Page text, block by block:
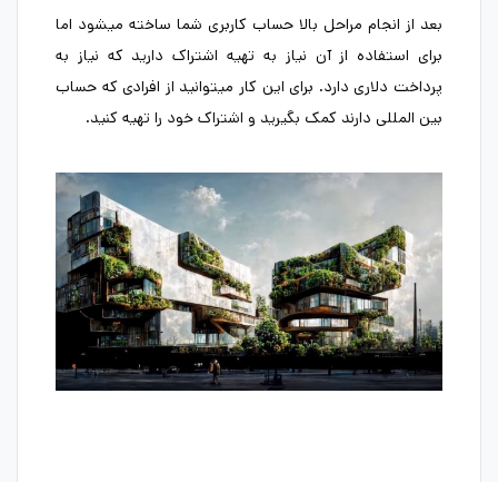
بعد از انجام مراحل بالا حساب کاربری شما ساخته میشود اما
برای استفاده از آن نیاز به تهیه اشتراک دارید که نیاز به
پرداخت دلاری دارد. برای این کار میتوانید از افرادی که حساب
بین المللی دارند کمک بگیرید و اشتراک خود را تهیه کنید.